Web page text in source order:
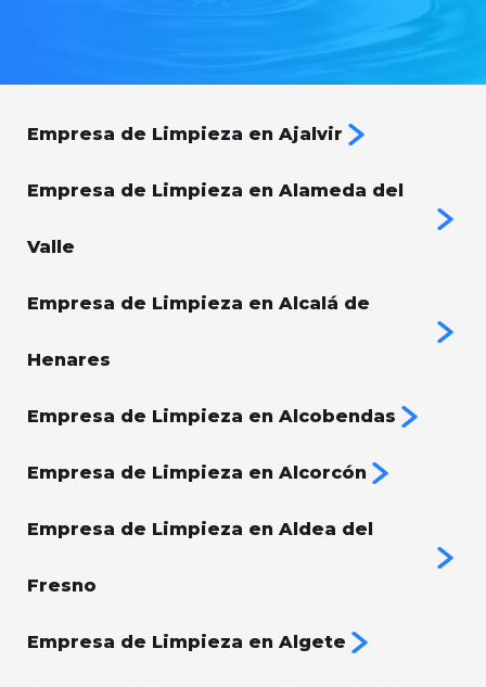
Empresa de Limpieza en Ajalvir
Empresa de Limpieza en Alameda del
Valle
Empresa de Limpieza en Alcalá de
Henares
Empresa de Limpieza en Alcobendas
Empresa de Limpieza en Alcorcón
Empresa de Limpieza en Aldea del
Fresno
Empresa de Limpieza en Algete